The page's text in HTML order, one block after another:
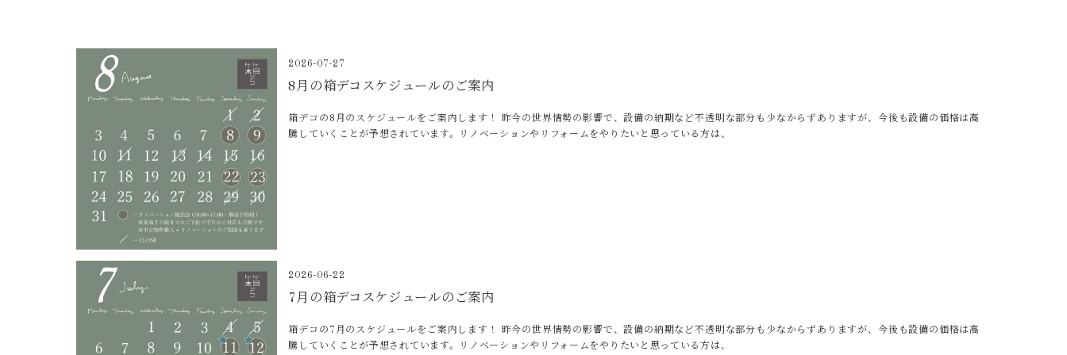
2026-07-27
8月の箱デコスケジュールのご案内
箱デコの8月のスケジュールをご案内します！ 昨今の世界情勢の影響で、設備の納期など不透明な部分も少なからずありますが、今後も設備の価格は高
騰していくことが予想されています。リノベーションやリフォームをやりたいと思っている方は、
2026-06-22
7月の箱デコスケジュールのご案内
箱デコの7月のスケジュールをご案内します！ 昨今の世界情勢の影響で、設備の納期など不透明な部分も少なからずありますが、今後も設備の価格は高
騰していくことが予想されています。リノベーションやリフォームをやりたいと思っている方は、